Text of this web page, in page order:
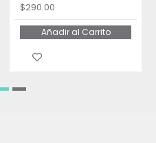
$290.00
Añadir al Carrito